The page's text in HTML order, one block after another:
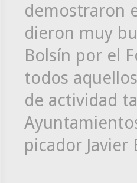
demostraron
dieron muy
Bolsín por el
todos
de actividad
picador